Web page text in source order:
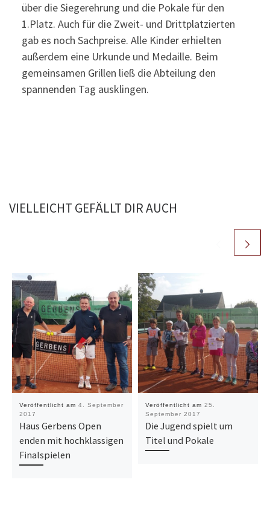
über die Siegerehrung und die Pokale für den
1.Platz. Auch für die Zweit- und Drittplatzierten
gab es noch Sachpreise. Alle Kinder erhielten
außerdem eine Urkunde und Medaille. Beim
gemeinsamen Grillen ließ die Abteilung den
spannenden Tag ausklingen.
VIELLEICHT GEFÄLLT DIR AUCH
Veröffentlicht am 4. September
2017
Haus Gerbens Open
enden mit hochklassigen
Finalspielen
Veröffentlicht am 25.
September 2017
Die Jugend spielt um
Titel und Pokale